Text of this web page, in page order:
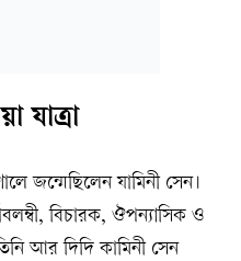
যাত্রা
জন্মেছিলেন যামিনী সেন।
বিচারক, ঔপন্যাসিক ও
আর দিদি কামিনী সেন